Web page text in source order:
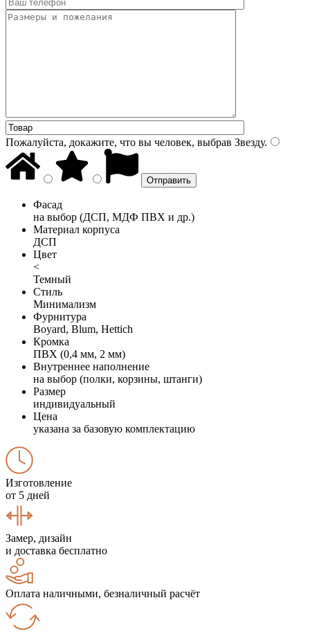
Пожалуйста, докажите, что вы человек, выбрав Звезду.
Фасад
на выбор (ДСП, МДФ ПВХ и др.)
Материал корпуса
ДСП
Цвет
<
Темный
Стиль
Минимализм
Фурнитура
Boyard, Blum, Hettich
Кромка
ПВХ (0,4 мм, 2 мм)
Внутреннее наполнение
на выбор (полки, корзины, штанги)
Размер
индивидуальный
Цена
указана за базовую комплектацию
Изготовление
от 5 дней
Замер, дизайн
и доставка бесплатно
Оплата наличными, безналичный расчёт